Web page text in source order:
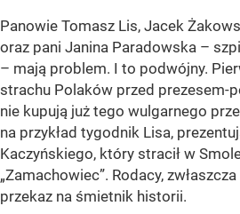
Panowie Tomasz Lis, Jacek
oraz pani Janina Paradowska –
– mają problem. I to podwójny.
strachu Polaków przed prezesem-
nie kupują już tego wulgarnego
na przykład tygodnik Lisa,
Kaczyńskiego, który stracił w
„Zamachowiec”. Rodacy,
przekaz na śmietnik historii.